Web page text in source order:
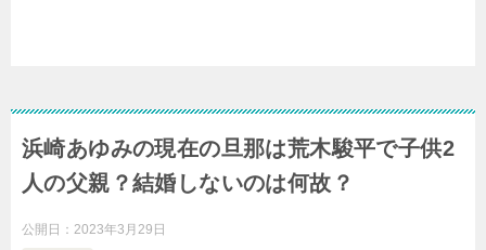
浜崎あゆみの現在の旦那は荒木駿平で子供2
人の父親？結婚しないのは何故？
公開日： 2023年3月29日